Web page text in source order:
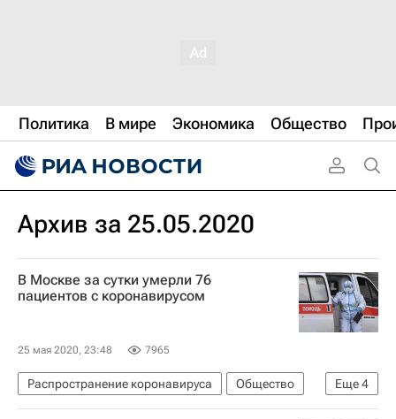
Политика В мире Экономика Общество
Архив за 25.05.2020
В Москве за сутки умерли 76
пациентов с коронавирусом
25 мая 2020, 23:48 7965
Еще4
Распространение коронавируса
Общество
Москва
Здоровье
Коронавирус COVID-19